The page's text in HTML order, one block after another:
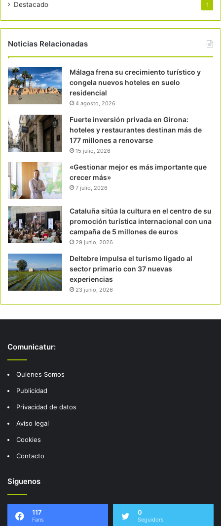
Destacado 1
Noticias Relacionadas
Málaga frena su crecimiento turístico y
congela nuevos hoteles en suelo
residencial
4 agosto, 2026
Fuerte inversión privada en Girona:
hoteles y restaurantes destinan más de
177 millones a renovarse
15 julio, 2026
«Gestionar mejor es más importante que
crecer más»
7 julio, 2026
Cataluña sitúa la cultura en el centro de su
promoción turística internacional con una
campaña de 5 millones de euros
29 junio, 2026
Deltebre impulsa el turismo ligado al
sector primario con 37 nuevas
experiencias
23 junio, 2026
Comunicatur:
Quienes Somos
Publicidad
Privacidad de datos
Aviso legal
Cookies
Contacto
Síguenos
117
Fans
0
Seguidors